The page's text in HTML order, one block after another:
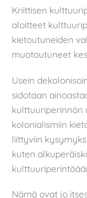
Kriittisen
aloitteet
kietoutuneiden
muotoutuneet
Usein
sidotaan
kulttuuriperinnön
kolonialismiin
liittyviin
kuten
Nämä ovat jo